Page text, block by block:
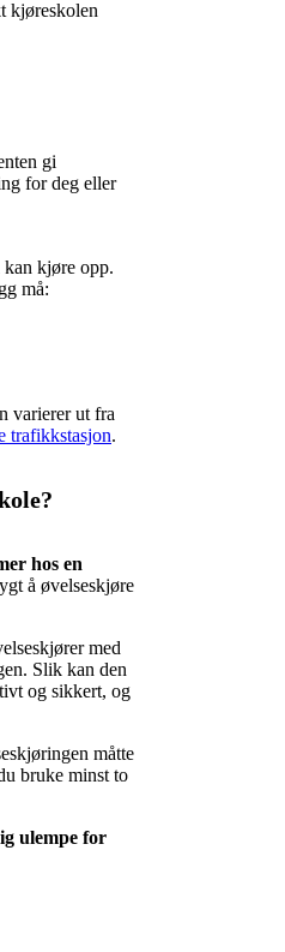
kjøreskolen
gi
for deg eller
kjøre opp.
må:
varierer ut fra
trafikkstasjon.
hos en
å øvelseskjøre
med
Slik kan den
og sikkert, og
måtte
bruke minst to
ulempe for